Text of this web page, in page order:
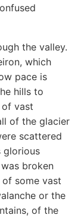
the valley.
which
pace is
hills to
of vast
of the glacier
scattered
glorious
broken
some vast
or the
of the